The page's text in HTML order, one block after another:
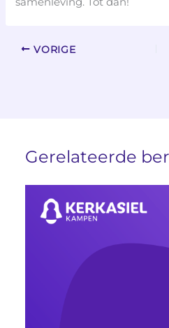
VORIGE
Gerelateerde